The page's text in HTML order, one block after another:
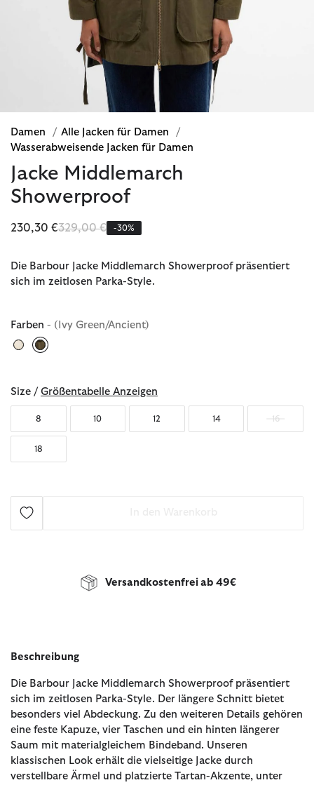
Damen / Alle Jacken für Damen
/
Wasserabweisende Jacken für Damen
Jacke Middlemarch
Showerproof
230,30 €Reduziert von
329,00 €bis-30%
Die Barbour Jacke Middlemarch Showerproof präsentiert
sich im zeitlosen Parka-Style.
Farben - (Ivy Green/Ancient)
Size / Größentabelle Anzeigen
8 10 12 14 16
18
Versandkostenfrei ab 49€
Beschreibung
Die Barbour Jacke Middlemarch Showerproof präsentiert
sich im zeitlosen Parka-Style. Der längere Schnitt bietet
besonders viel Abdeckung. Zu den weiteren Details gehören
eine feste Kapuze, vier Taschen und ein hinten längerer
Saum mit materialgleichem Bindeband. Unseren
klassischen Look erhält die vielseitige Jacke durch
verstellbare Ärmel und platzierte Tartan-Akzente, unter